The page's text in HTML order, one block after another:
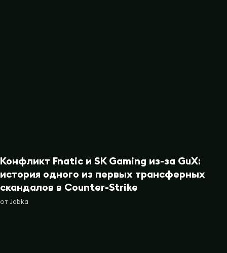
Конфликт Fnatic и SK Gaming из-за GuX:
история одного из первых трансферных
скандалов в Counter-Strike
от Jabka